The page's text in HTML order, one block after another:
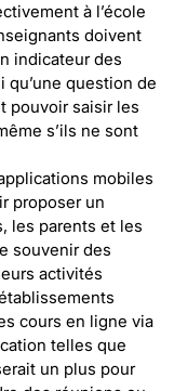
à l’école
doivent
indicateur des
qu’une question de
pouvoir saisir les
s’ils ne sont
mobiles
proposer un
les parents et les
souvenir des
activités
cours en ligne via
telles que
un plus pour